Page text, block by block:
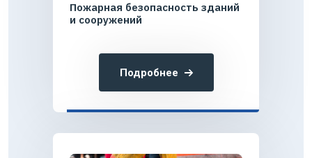
Пожарная безопасность зданий
и сооружений
Подробнее